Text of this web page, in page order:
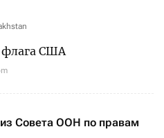
Совета ООН по правам